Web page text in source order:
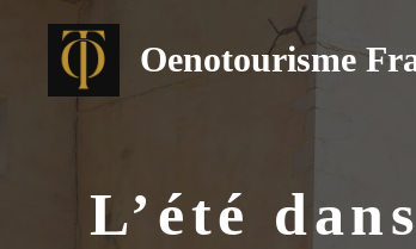
contenu
Oenotourisme
L’été